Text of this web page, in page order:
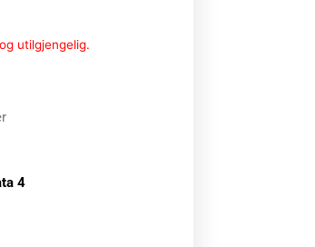
utilgjengelig.
4